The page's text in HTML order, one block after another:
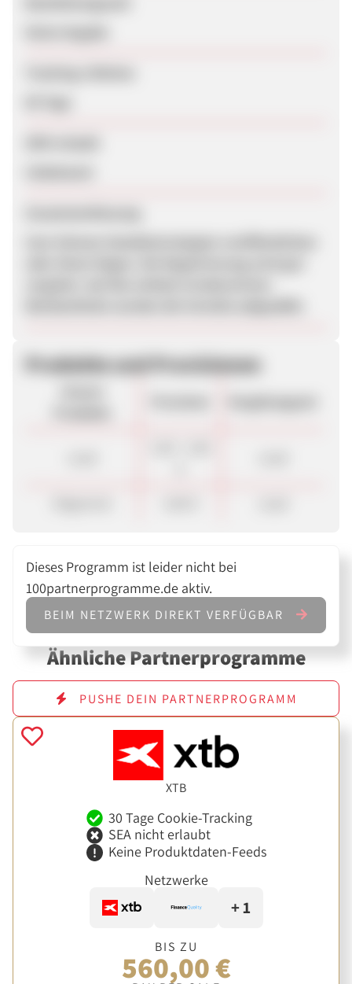
Produkte und Provisionen
Dieses Programm ist leider nicht bei
100partnerprogramme.de aktiv.
BEIM NETZWERK DIREKT VERFÜGBAR
Ähnliche Partnerprogramme
PUSHE DEIN PARTNERPROGRAMM
XTB
30 Tage Cookie-Tracking
SEA nicht erlaubt
Keine Produktdaten-Feeds
Netzwerke
+ 1
BIS ZU
560,00 €